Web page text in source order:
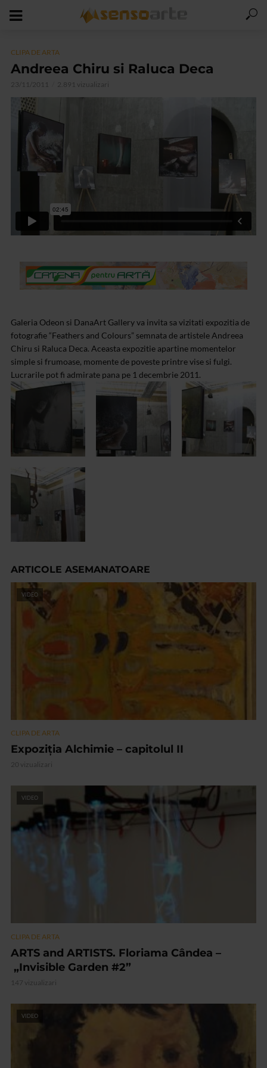
CLIPA DE ARTA
Andreea Chiru si Raluca Deca
23/11/2011 2.891 vizualizari
Galeria Odeon si DanaArt Gallery va invita sa vizitati expozitia de
fotografie “Feathers and Colours” semnata de artistele Andreea
Chiru si Raluca Deca. Aceasta expozitie apartine momentelor
simple si frumoase, momente de poveste printre vise si fulgi.
Lucrarile pot fi admirate pana pe 1 decembrie 2011.
ARTICOLE ASEMANATOARE
VIDEO
CLIPA DE ARTA
Expoziția Alchimie – capitolul II
20 vizualizari
VIDEO
CLIPA DE ARTA
ARTS and ARTISTS. Floriama Cândea –
„Invisible Garden #2”
147 vizualizari
VIDEO